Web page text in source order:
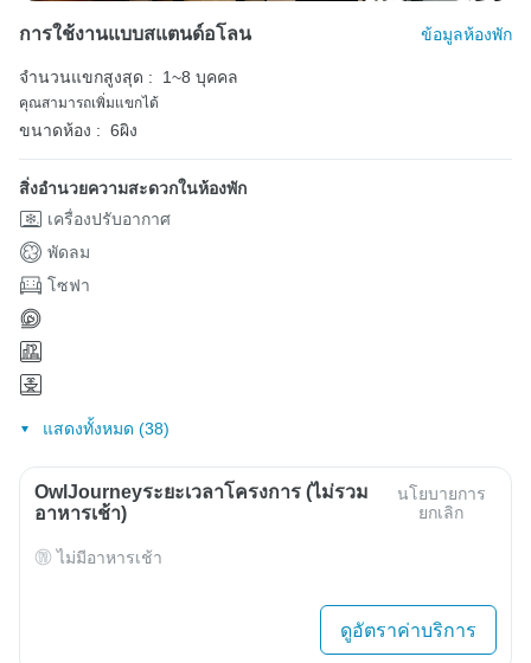
การใช้งานแบบสแตนด์อโลน ข้อมูลห้องพัก
จำนวนแขกสูงสุด : 1~8 บุคคล
คุณสามารถเพิ่มแขกได้
ขนาดห้อง : 6ผิง
สิ่งอำนวยความสะดวกในห้องพัก
เครื่องปรับอากาศ
พัดลม
โซฟา
แสดงทั้งหมด (38)
OwlJourneyระยะเวลาโครงการ (ไม่รวม
อาหารเช้า)
นโยบายการ
ยกเลิก
ไม่มีอาหารเช้า
ดูอัตราค่าบริการ